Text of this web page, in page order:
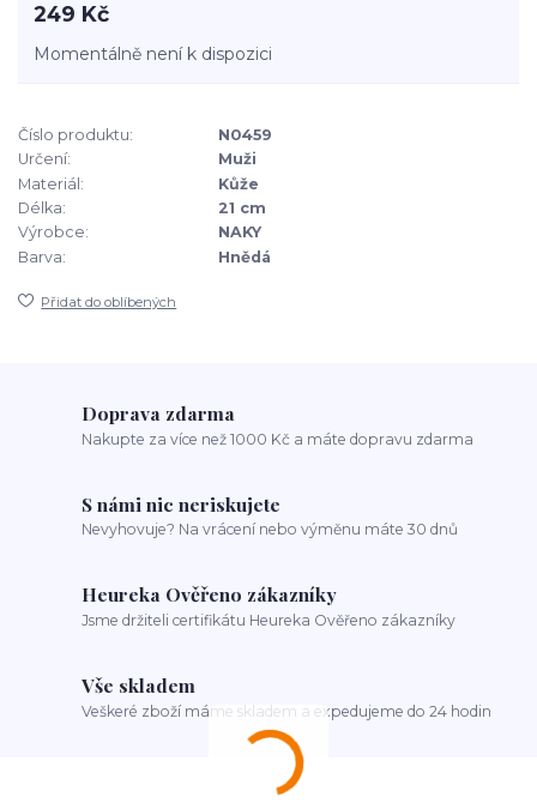
249 Kč
Momentálně není k dispozici
Číslo produktu:
N0459
Určení:
Muži
Materiál:
Kůže
Délka:
21 cm
Výrobce:
NAKY
Barva:
Hnědá
Přidat do oblíbených
Doprava zdarma
Nakupte za více než 1000 Kč a máte dopravu zdarma
S námi nic neriskujete
Nevyhovuje? Na vrácení nebo výměnu máte 30 dnů
Heureka Ověřeno zákazníky
Jsme držiteli certifikátu Heureka Ověřeno zákazníky
Vše skladem
Veškeré zboží máme skladem a expedujeme do 24 hodin